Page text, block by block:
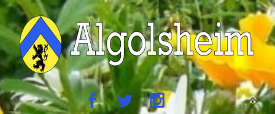
Skip to main content